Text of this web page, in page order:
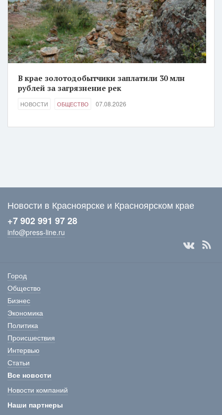
В крае золотодобытчики заплатили 30 млн
рублей за загрязнение рек
НОВОСТИ ОБЩЕСТВО 07.08.2026
Новости в Красноярске и Красноярском крае
+7 902 991 97 28
info@press-line.ru
Город
Общество
Бизнес
Экономика
Политика
Происшествия
Интервью
Статьи
Все новости
Новости компаний
Наши партнеры